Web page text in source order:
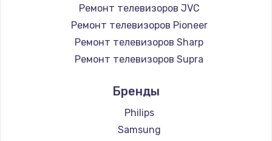
Замена шим-контроллера
3900 руб.
Заказать
1030 руб.
Заказать
Ремонт телевизоров JVC
Ремонт телевизоров Pioneer
Ремонт телевизоров Sharp
Ремонт телевизоров Supra
Ремонт телевизоров Hisense
Ремонт телевизоров Daewoo
Ремонт телевизоров Centek
Бренды
Philips
Samsung